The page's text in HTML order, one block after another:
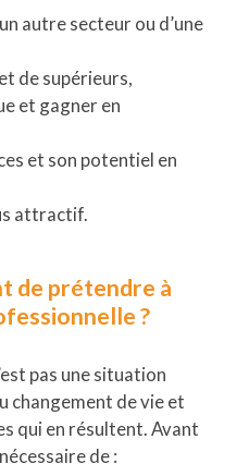
autre secteur ou d’une
de supérieurs,
et gagner en
et son potentiel en
attractif.
de prétendre à
?
pas une situation
changement de vie et
qui en résultent. Avant
de :